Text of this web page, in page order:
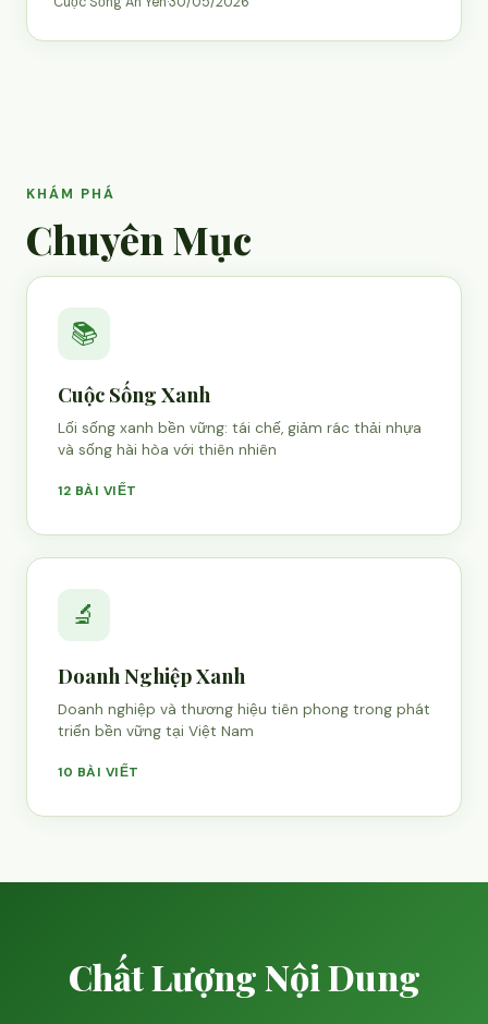
KHÁM PHÁ
Chuyên Mục
📚
Cuộc Sống Xanh
Lối sống xanh bền vững: tái chế, giảm rác thải nhựa
và sống hài hòa với thiên nhiên
12 BÀI VIẾT
🔬
Doanh Nghiệp Xanh
Doanh nghiệp và thương hiệu tiên phong trong phát
triển bền vững tại Việt Nam
10 BÀI VIẾT
Chất Lượng Nội Dung